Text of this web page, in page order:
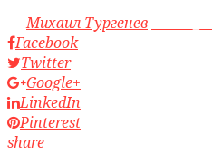
byМихаил Тургенев
Facebook
Twitter
Google+
LinkedIn
Pinterest
share